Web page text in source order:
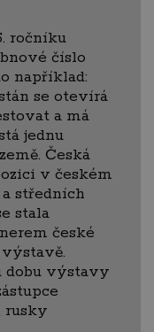
ročníku
číslo
například:
se otevírá
a má
jednu
Česká
v českém
středních
stala
české
dobu výstavy
rusky